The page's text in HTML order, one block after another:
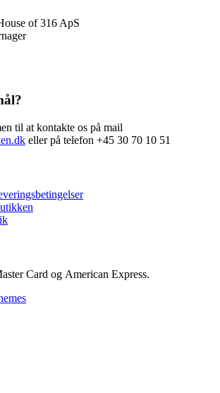
of 316 ApS
til at kontakte os på mail
eller på telefon +45 30 70 10 51
Card og American Express.